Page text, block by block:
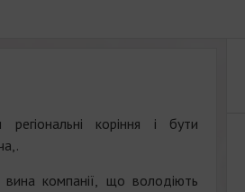
коріння і бути
вина компанії, що володіють